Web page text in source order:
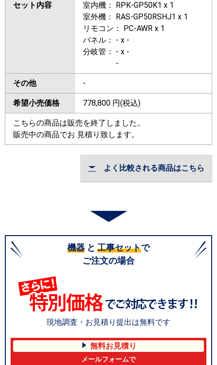
セット内容
室内機： RPK-GP50K1 x 1
室外機： RAS-GP50RSHJ1 x 1
リモコン： PC-AWR x 1
パネル： - x -
分岐管： - x -
-
その他 -
希望小売価格 778,800 円(税込)
こちらの商品は販売を終了しました。
販売中の商品でお 見積り致します。
よく比較される商品はこちら
機器 と 工事セットで
ご注文の場合
現地調査・お見積り提出は無料です
無料お見積り
メールフォームで